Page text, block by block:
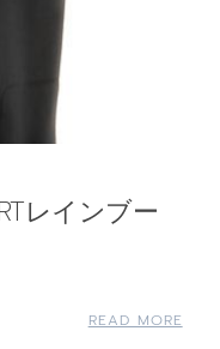
レインブー
READ MORE